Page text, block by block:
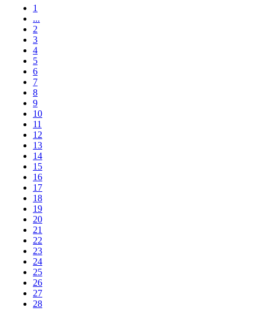
1
...
2
3
4
5
6
7
8
9
10
11
12
13
14
15
16
17
18
19
20
21
22
23
24
25
26
27
28